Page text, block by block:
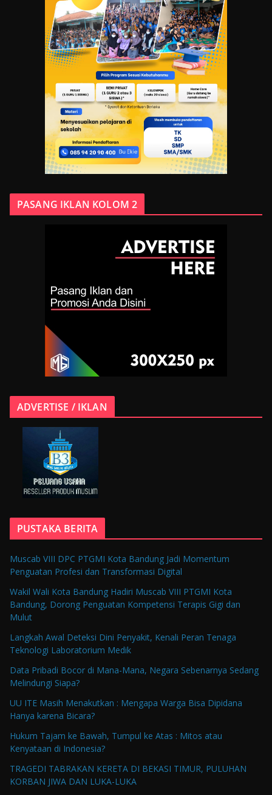
PASANG IKLAN KOLOM 2
ADVERTISE / IKLAN
PUSTAKA BERITA
Muscab VIII DPC PTGMI Kota Bandung Jadi Momentum
Penguatan Profesi dan Transformasi Digital
Wakil Wali Kota Bandung Hadiri Muscab VIII PTGMI Kota
Bandung, Dorong Penguatan Kompetensi Terapis Gigi dan
Mulut
Langkah Awal Deteksi Dini Penyakit, Kenali Peran Tenaga
Teknologi Laboratorium Medik
Data Pribadi Bocor di Mana-Mana, Negara Sebenarnya Sedang
Melindungi Siapa?
UU ITE Masih Menakutkan : Mengapa Warga Bisa Dipidana
Hanya karena Bicara?
Hukum Tajam ke Bawah, Tumpul ke Atas : Mitos atau
Kenyataan di Indonesia?
TRAGEDI TABRAKAN KERETA DI BEKASI TIMUR, PULUHAN
KORBAN JIWA DAN LUKA-LUKA